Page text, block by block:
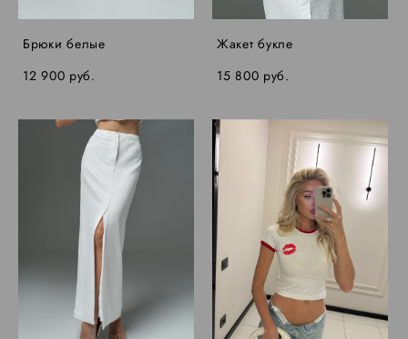
Брюки белые
12 900 pуб.
Жакет букле
15 800 pуб.